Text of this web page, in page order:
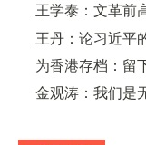
王学泰：文革前
王丹：论习近平
为香港存档：留
金观涛：我们是